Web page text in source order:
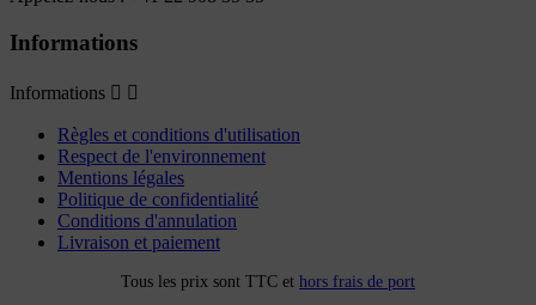
Informations
Informations  
Règles et conditions d'utilisation
Respect de l'environnement
Mentions légales
Politique de confidentialité
Conditions d'annulation
Livraison et paiement
Tous les prix sont TTC et hors frais de port